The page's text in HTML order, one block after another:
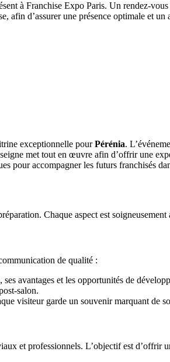
à Franchise Expo Paris. Un rendez-
afin d’assurer une présence optimale et
exceptionnelle pourPérénia.
met tout en œuvre afin d’offrir une
pour accompagner les futurs franchisés
Chaque aspect est
de qualité :
avantages et les opportunités de
salon.
visiteur garde un souvenir marquant de
et professionnels. L’objectif est